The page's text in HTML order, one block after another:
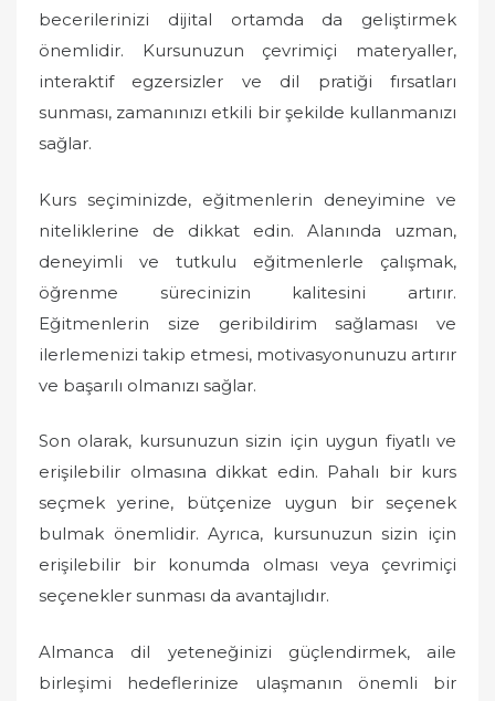
becerilerinizi dijital ortamda da geliştirmek
önemlidir. Kursunuzun çevrimiçi materyaller,
interaktif egzersizler ve dil pratiği fırsatları
sunması, zamanınızı etkili bir şekilde kullanmanızı
sağlar.
Kurs seçiminizde, eğitmenlerin deneyimine ve
niteliklerine de dikkat edin. Alanında uzman,
deneyimli ve tutkulu eğitmenlerle çalışmak,
öğrenme sürecinizin kalitesini artırır.
Eğitmenlerin size geribildirim sağlaması ve
ilerlemenizi takip etmesi, motivasyonunuzu artırır
ve başarılı olmanızı sağlar.
Son olarak, kursunuzun sizin için uygun fiyatlı ve
erişilebilir olmasına dikkat edin. Pahalı bir kurs
seçmek yerine, bütçenize uygun bir seçenek
bulmak önemlidir. Ayrıca, kursunuzun sizin için
erişilebilir bir konumda olması veya çevrimiçi
seçenekler sunması da avantajlıdır.
Almanca dil yeteneğinizi güçlendirmek, aile
birleşimi hedeflerinize ulaşmanın önemli bir